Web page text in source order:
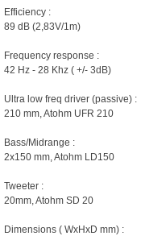
Efficiency :
89 dB (2,83V/1m)
Frequency response :
42 Hz - 28 Khz ( +/- 3dB)
Ultra low freq driver (passive) :
210 mm, Atohm UFR 210
Bass/Midrange :
2x150 mm, Atohm LD150
Tweeter :
20mm, Atohm SD 20
Dimensions ( WxHxD mm) :